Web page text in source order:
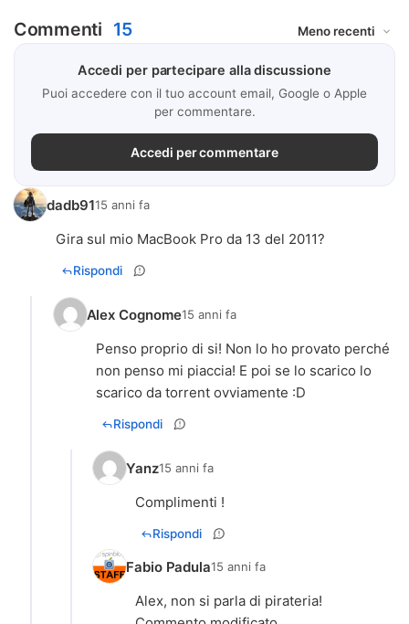
Commenti 15
Accedi per partecipare alla discussione
Puoi accedere con il tuo account email, Google o Apple
per commentare.
Accedi per commentare
dadb9115 anni fa
Gira sul mio MacBook Pro da 13 del 2011?
Rispondi
Alex Cognome15 anni fa
Penso proprio di si! Non lo ho provato perché
non penso mi piaccia! E poi se lo scarico lo
scarico da torrent ovviamente :D
Rispondi
Yanz15 anni fa
Complimenti !
Rispondi
Fabio Padula15 anni fa
Alex, non si parla di pirateria!